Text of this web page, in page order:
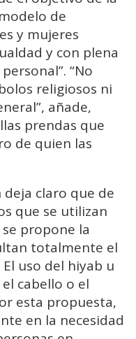
de
y mujeres
y con plena
“No
religiosos ni
añade,
prendas que
de quien las
claro que de
que se utilizan
propone la
totalmente el
uso del hiyab u
cabello o el
esta propuesta,
en la necesidad